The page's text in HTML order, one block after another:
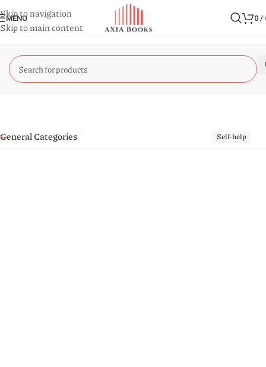
Skip to navigation
Skip to main content
MENU 0 /
General Categories Self-help